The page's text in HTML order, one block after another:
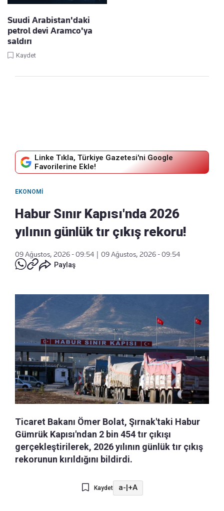
Suudi Arabistan'daki
petrol devi Aramco'ya
saldırı
Kaydet
Linke Tıkla, Türkiye Gazetesi'ni Google
Favorilerine Ekle!
EKONOMI
Habur Sınır Kapısı'nda 2026
yılının günlük tır çıkış rekoru!
09 Ağustos, 2026 - 09:54
09 Ağustos, 2026 - 09:54
Paylaş
Ticaret Bakanı Ömer Bolat, Şırnak'taki Habur
Gümrük Kapısı'ndan 2 bin 454 tır çıkışı
gerçekleştirilerek, 2026 yılının günlük tır çıkış
rekorunun kırıldığını bildirdi.
Kaydet a-|+A